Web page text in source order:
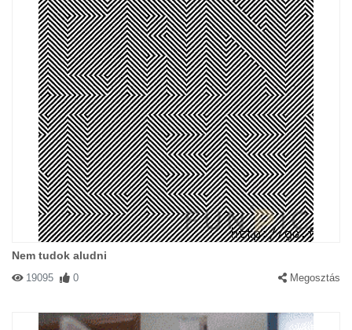
Nem tudok aludni
19095 0 Megosztás